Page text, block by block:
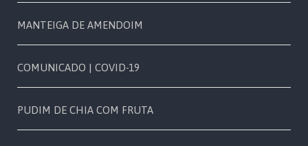
MANTEIGA DE AMENDOIM
COMUNICADO | COVID-19
PUDIM DE CHIA COM FRUTA